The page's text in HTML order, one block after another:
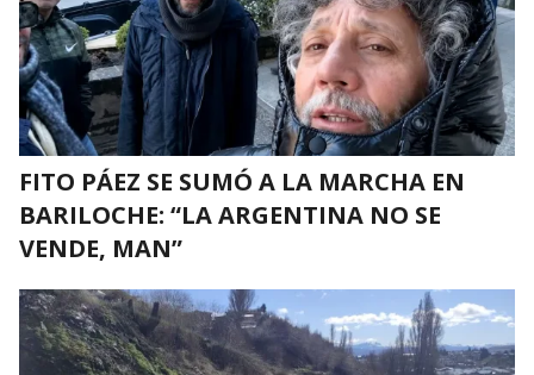
FITO PÁEZ SE SUMÓ A LA MARCHA EN
BARILOCHE: “LA ARGENTINA NO SE
VENDE, MAN”